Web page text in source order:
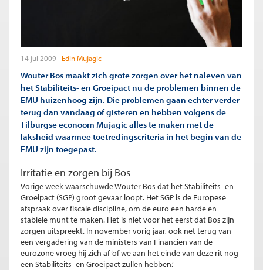
14 jul 2009 Edin Mujagic
Wouter Bos maakt zich grote zorgen over het naleven van
het Stabiliteits- en Groeipact nu de problemen binnen de
EMU huizenhoog zijn. Die problemen gaan echter verder
terug dan vandaag of gisteren en hebben volgens de
Tilburgse econoom Mujagic alles te maken met de
laksheid waarmee toetredingscriteria in het begin van de
EMU zijn toegepast.
Irritatie en zorgen bij Bos
Vorige week waarschuwde Wouter Bos dat het Stabiliteits- en
Groeipact (SGP) groot gevaar loopt. Het SGP is de Europese
afspraak over fiscale discipline, om de euro een harde en
stabiele munt te maken. Het is niet voor het eerst dat Bos zijn
zorgen uitspreekt. In november vorig jaar, ook net terug van
een vergadering van de ministers van Financiën van de
eurozone vroeg hij zich af ‘of we aan het einde van deze rit nog
een Stabiliteits- en Groeipact zullen hebben.’